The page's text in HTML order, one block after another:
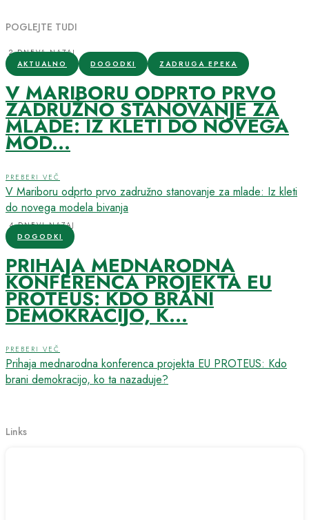
POGLEJTE TUDI
2 DNEVA NAZAJ
AKTUALNO
DOGODKI ZADRUGA EPEKA
V MARIBORU ODPRTO PRVO
ZADRUŽNO STANOVANJE ZA
MLADE: IZ KLETI DO NOVEGA
MOD...
PREBERI VEČ
V Mariboru odprto prvo zadružno stanovanje za mlade: Iz kleti
do novega modela bivanja
4 DNEVI NAZAJ
DOGODKI
PRIHAJA MEDNARODNA
KONFERENCA PROJEKTA EU
PROTEUS: KDO BRANI
DEMOKRACIJO, K...
PREBERI VEČ
Prihaja mednarodna konferenca projekta EU PROTEUS: Kdo
brani demokracijo, ko ta nazaduje?
Links